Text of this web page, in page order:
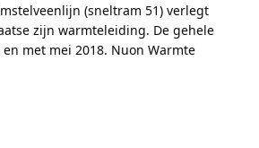
(sneltram 51) verlegt
zijn warmteleiding. De gehele
met mei 2018. Nuon Warmte